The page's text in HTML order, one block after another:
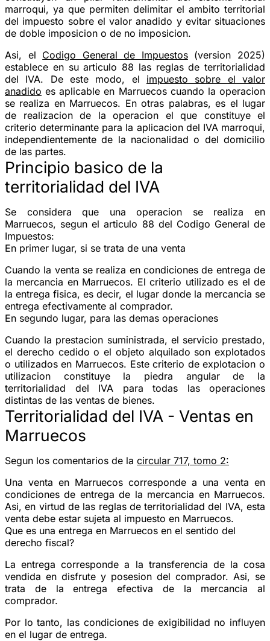
marroqui, ya que permiten delimitar el ambito territorial
del impuesto sobre el valor anadido y evitar situaciones
de doble imposicion o de no imposicion.
Asi, el Codigo General de Impuestos(version 2025)
establece en su articulo 88 las reglas de territorialidad
del IVA. De este modo, el impuesto sobre el valor
anadido es aplicable en Marruecos cuando la operacion
se realiza en Marruecos. En otras palabras, es el lugar
de realizacion de la operacion el que constituye el
criterio determinante para la aplicacion del IVA marroqui,
independientemente de la nacionalidad o del domicilio
de las partes.
Principio basico de la
territorialidad del IVA
Se considera que una operacion se realiza en
Marruecos, segun el articulo 88 del Codigo General de
Impuestos:
En primer lugar, si se trata de una venta
Cuando la venta se realiza en condiciones de entrega de
la mercancia en Marruecos. El criterio utilizado es el de
la entrega fisica, es decir, el lugar donde la mercancia se
entrega efectivamente al comprador.
En segundo lugar, para las demas operaciones
Cuando la prestacion suministrada, el servicio prestado,
el derecho cedido o el objeto alquilado son explotados
o utilizados en Marruecos. Este criterio de explotacion o
utilizacion constituye la piedra angular de la
territorialidad del IVA para todas las operaciones
distintas de las ventas de bienes.
Territorialidad del IVA - Ventas en
Marruecos
Segun los comentarios de la circular 717, tomo 2:
Una venta en Marruecos corresponde a una venta en
condiciones de entrega de la mercancia en Marruecos.
Asi, en virtud de las reglas de territorialidad del IVA, esta
venta debe estar sujeta al impuesto en Marruecos.
Que es una entrega en Marruecos en el sentido del
derecho fiscal?
La entrega corresponde a la transferencia de la cosa
vendida en disfrute y posesion del comprador. Asi, se
trata de la entrega efectiva de la mercancia al
comprador.
Por lo tanto, las condiciones de exigibilidad no influyen
en el lugar de entrega.